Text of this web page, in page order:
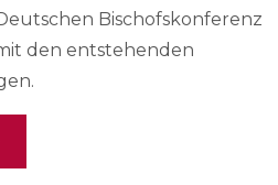
Bischofskonferenz
den entstehenden